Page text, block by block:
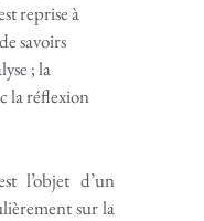
reprise à
savoirs
; la
la réflexion
l’objet d’un
sur la